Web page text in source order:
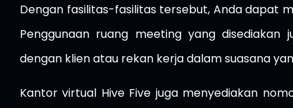
Dengan fasilitas-fasilitas tersebut, Anda dapat
Penggunaan ruang meeting yang
dengan klien atau rekan kerja dalam suasana
Kantor virtual Hive Five juga menyediakan